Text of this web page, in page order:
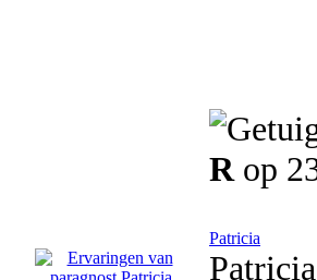
R op
Patricia